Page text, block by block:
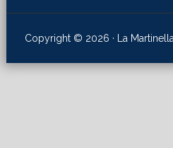
Copyright © 2026 · La Martinella